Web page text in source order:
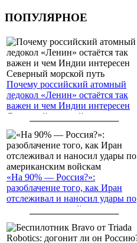
ПОПУЛЯРНОЕ
Почему российский атомный
ледокол «Ленин» остаётся так
важен и чем Индии интересен
Северный морской путь
«На 90% — Россия?»:
разоблачение того, как Иран
отслеживал и наносил удары по
американским войскам